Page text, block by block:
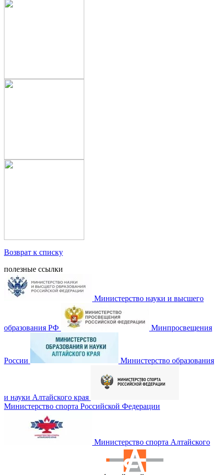
Возврат к списку
полезные ссылки
Министерство науки и высшего
образования РФ Минпросвещения
России Министерство образования
и науки Алтайского края
Министерство спорта Российской Федерации
Министерство спорта Алтайского